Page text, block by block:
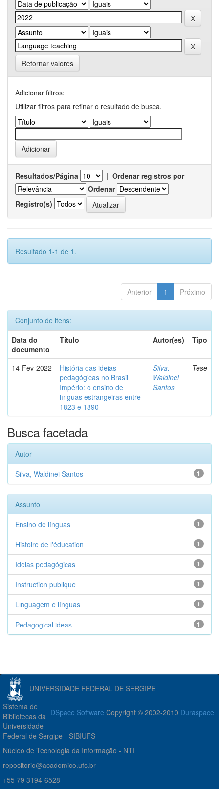
Retornar valores
Adicionar filtros:
Utilizar filtros para refinar o resultado de busca.
Resultados/Página | Ordenar registros por
Ordenar
Registro(s)
Resultado 1-1 de 1.
Anterior 1 Próximo
Conjunto de itens:
Data do
documento
Título Autor(es) Tipo
14-Fev-2022
História das ideias
pedagógicas no Brasil
Império: o ensino de
línguas estrangeiras entre
1823 e 1890
Silva,
Waldinei
Santos
Tese
Busca facetada
Autor
1
Silva, Waldinei Santos
Assunto
1
Ensino de línguas
1
Histoire de l'éducation
1
Ideias pedagógicas
1
Instruction publique
1
Linguagem e línguas
1
Pedagogical ideas
UNIVERSIDADE FEDERAL DE SERGIPE
DSpace Software Copyright © 2002-2010 Duraspace
Sistema de
Bibliotecas da
Universidade
Federal de Sergipe - SIBIUFS
Núcleo de Tecnologia da Informação - NTI
repositorio@academico.ufs.br
+55 79 3194-6528